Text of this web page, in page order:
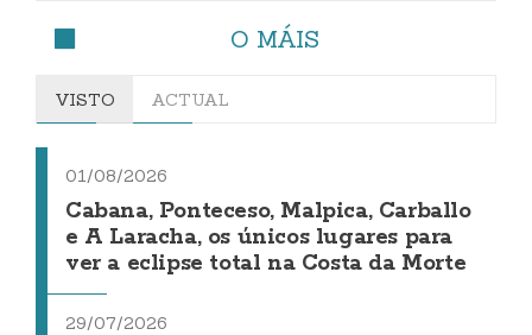
O MÁIS
VISTO ACTUAL
01/08/2026
Cabana, Ponteceso, Malpica, Carballo
e A Laracha, os únicos lugares para
ver a eclipse total na Costa da Morte
29/07/2026